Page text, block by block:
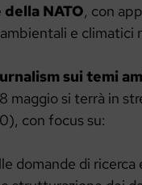
NATO, con
e climatici
sui temi
maggio si terrà in
con focus su:
domande di